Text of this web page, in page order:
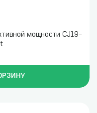
мощности CJ19-